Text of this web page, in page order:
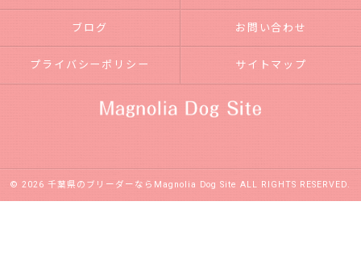
ブログ お問い合わせ
プライバシーポリシー サイトマップ
© 2026 千葉県のブリーダーならMagnolia Dog Site ALL RIGHTS RESERVED.